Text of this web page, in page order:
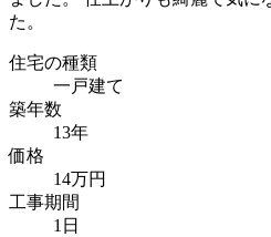
た。
住宅の種類
一戸建て
築年数
13年
価格
14万円
工事期間
1日